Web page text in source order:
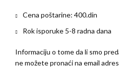
Cena poštarine: 400.din
Rok isporuke 5-8 radna dana
Informaciju o tome da li smo
ne možete pronaći na email